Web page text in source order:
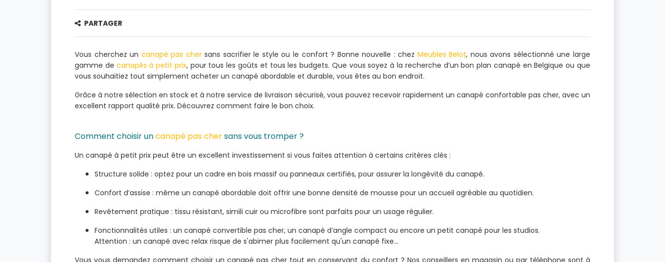
PARTAGER
Vous cherchez un canapé pas chersans sacrifier le style ou le confort ? Bonne nouvelle : chez Meubles Belot, nous avons sélectionné une large
gamme de canapés à petit prix, pour tous les goûts et tous les budgets. Que vous soyez à la recherche d’un bon plan canapé en Belgique ou que
vous souhaitiez tout simplement acheter un canapé abordable et durable, vous êtes au bon endroit.
Grâce à notre sélection en stock et à notre service de livraison sécurisé, vous pouvez recevoir rapidement un canapé confortable pas cher, avec un
excellent rapport qualité prix. Découvrez comment faire le bon choix.
Comment choisir uncanapé pas chersans vous tromper ?
Un canapé à petit prix peut être un excellent investissement si vous faites attention à certains critères clés :
Structure solide : optez pour un cadre en bois massif ou panneaux certifiés, pour assurer la longévité du canapé.
Confort d’assise : même un canapé abordable doit offrir une bonne densité de mousse pour un accueil agréable au quotidien.
Revêtement pratique : tissu résistant, simili cuir ou microfibre sont parfaits pour un usage régulier.
Fonctionnalités utiles : un canapé convertible pas cher, un canapé d’angle compact ou encore un petit canapé pour les studios.
Attention : un canapé avec relax risque de s'abimer plus facilement qu'un canapé fixe...